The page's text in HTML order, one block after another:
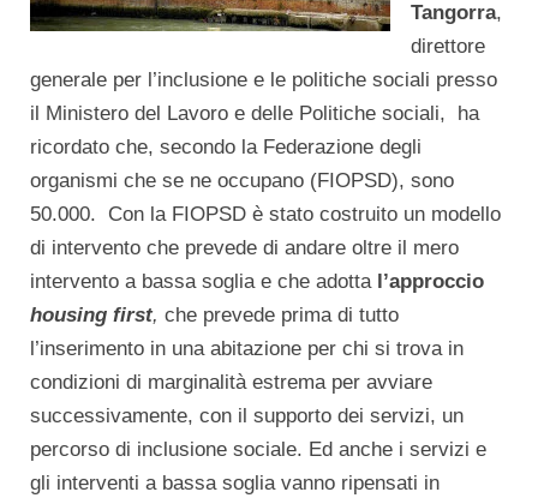
Tangorra,
direttore
generale per l’inclusione e le politiche sociali presso
il Ministero del Lavoro e delle Politiche sociali, ha
ricordato che, secondo la Federazione degli
organismi che se ne occupano (FIOPSD), sono
50.000. Con la FIOPSD è stato costruito un modello
di intervento che prevede di andare oltre il mero
intervento a bassa soglia e che adotta l’approccio
housing first, che prevede prima di tutto
l’inserimento in una abitazione per chi si trova in
condizioni di marginalità estrema per avviare
successivamente, con il supporto dei servizi, un
percorso di inclusione sociale. Ed anche i servizi e
gli interventi a bassa soglia vanno ripensati in